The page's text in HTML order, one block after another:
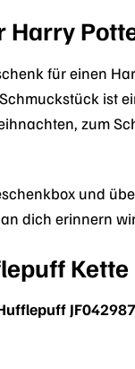
Harry
für einen
ist
zum
und
dich erinnern